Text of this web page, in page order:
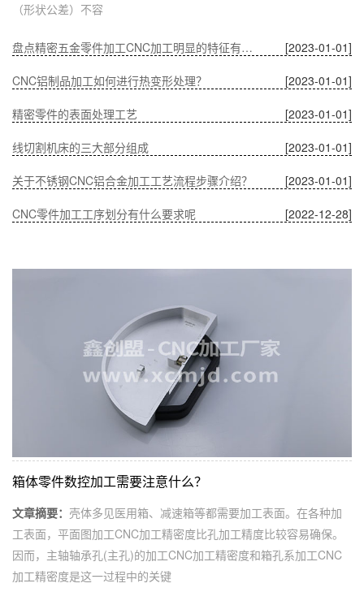
（形状公差）不容
[2023-01-01]
盘点精密五金零件加工CNC加工明显的特征有哪些
[2023-01-01]
CNC铝制品加工如何进行热变形处理？
[2023-01-01]
精密零件的表面处理工艺
[2023-01-01]
线切割机床的三大部分组成
[2023-01-01]
关于不锈钢CNC铝合金加工工艺流程步骤介绍？
[2022-12-28]
CNC零件加工工序划分有什么要求呢
箱体零件数控加工需要注意什么？
文章摘要： 壳体多见医用箱、减速箱等都需要加工表面。在各种加
工表面，平面图加工CNC加工精密度比孔加工精度比较容易确保。
因而，主轴轴承孔(主孔)的加工CNC加工精密度和箱孔系加工CNC
加工精密度是这一过程中的关键